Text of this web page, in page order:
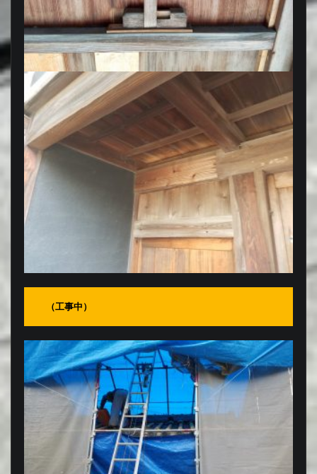
（工事中）